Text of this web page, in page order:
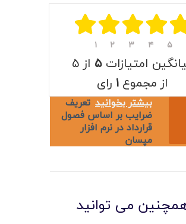
امکانات
سیستم ها
لیست قیمت محصولات
۱ ۲ ۳ ۴ ۵
امتیازات ۵ از ۵
از مجموع ۱ رای
بیشتر بخوانید تعریف
ضرایب بر اساس فصول
قرارداد در نرم افزار
مپسان
می توانید